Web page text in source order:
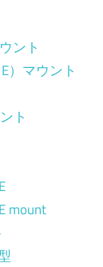
ント
）マウント
ト
mount